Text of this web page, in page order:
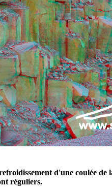
d'une coulée
réguliers.